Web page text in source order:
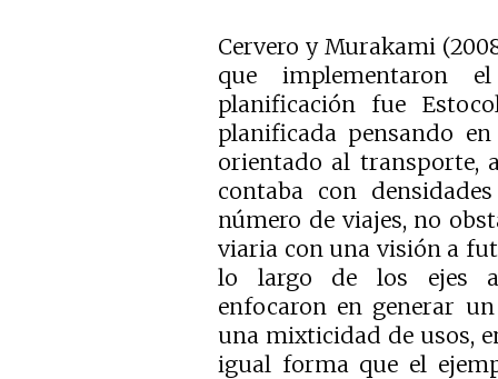
Cervero y Murakami
que implementaron
planificación fue
planificada pensando
orientado al transporte,
contaba con
número de viajes, no
viaria con una visión a
lo largo de los ejes
enfocaron en generar
una mixticidad de usos,
igual forma que el